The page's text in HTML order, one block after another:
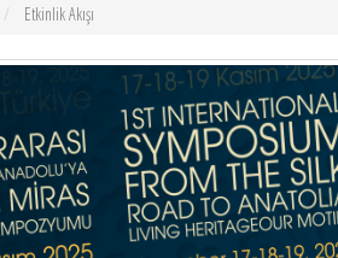
Etkinlik Akışı